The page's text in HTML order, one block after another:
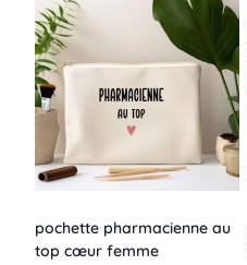
pochette pharmacienne au
top cœur femme